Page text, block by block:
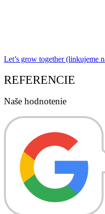
Let’s grow together (linkujeme
REFERENCIE
Naše hodnotenie